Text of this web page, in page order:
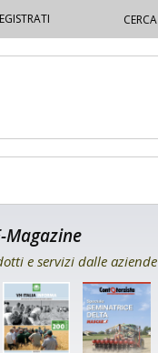
Magazine
e servizi dalle aziende